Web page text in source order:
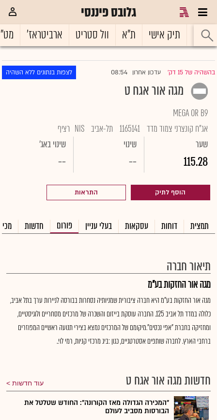
גלובס פיננסי
ראשי תיק אישי ת"א וול סטריט ארביטראז'
בהשהיה של 15 דק' |עדכון אחרון 08:54 לצפות בנתונים ללא השהיה
מגה אור אגח ט
MEGA OR B9
אג"ח קונצרני צמוד מדד 1165141 תל-אביב NIS רציף
שער
115.28
שינוי
--
שינוי באג'
--
הוסף לתיק התראות
תמצית דוחות עסקאות בעלי עניין פורום חדשות
תיאור חברה
מגה אור החזקות בע"מ
מגה אור החזקות בע"מ היא חברה ציבורית שמניותיה נסחרות בבורסה לניירות ערך בתל אביב,
כלולה במדד תל אביב 125. החברה עוסקת בייזום והשכרה של מרכזים מסחריים ולוגיסטיים,
ומחזיקה בחברת "אפי נכסים".מיקומם של המרכזים נמצא בצירי תנועה ראשיים המפוזרים
ברחבי הארץ. לחברה שותפים אסטרטגיים, כגון :ביג מרכזי קניות, רמי לוי..
חדשות מגה אור אגח ט עוד חדשות
"המכירה הגדולה מאז הקורונה": החודש שטלטל את
הבורסות מסביב לעולם